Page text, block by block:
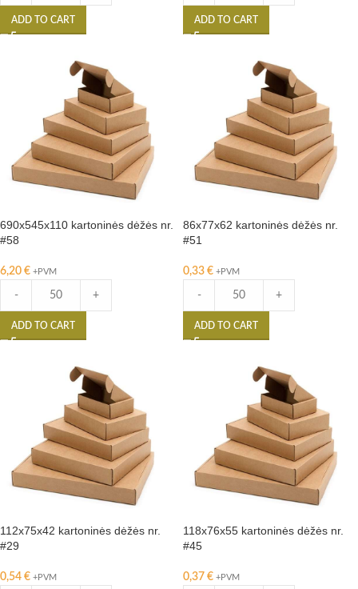
ADD TO CART ADD TO CART
690x545x110 kartoninės dėžės nr.
#58
6,20 € +PVM
- +
ADD TO CART
86x77x62 kartoninės dėžės nr.
#51
0,33 € +PVM
- +
ADD TO CART
112x75x42 kartoninės dėžės nr.
#29
0,54 € +PVM
118x76x55 kartoninės dėžės nr.
#45
0,37 € +PVM